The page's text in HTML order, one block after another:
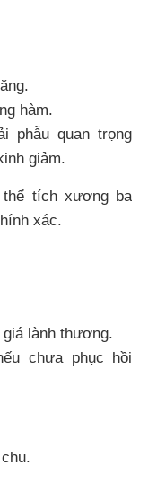
hàm.
phẫu quan trọng
giảm.
thể tích xương ba
xác.
lành thương.
chưa phục hồi